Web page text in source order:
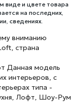
виде и цвете товара
на последних,
сведениях.
вниманию
страна
Данная модель
интерьеров, с
типа -
Лофт, Шоу-Рум